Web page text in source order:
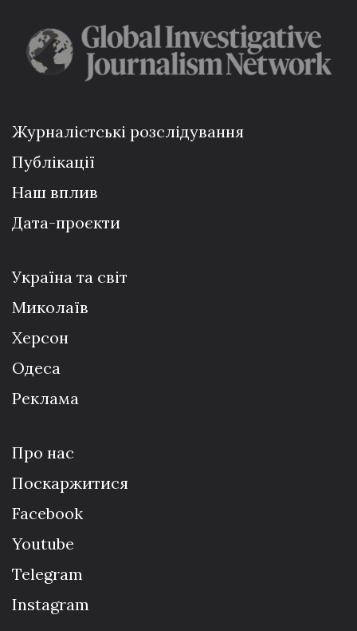
Журналістські розслідування
Публікації
Наш вплив
Дата-проєкти
Україна та світ
Миколаїв
Херсон
Одеса
Реклама
Про нас
Поскаржитися
Facebook
Youtube
Telegram
Instagram